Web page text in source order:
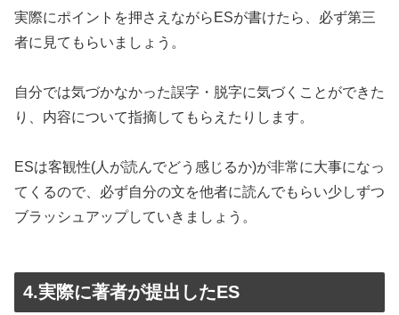
実際にポイントを押さえながらESが書けたら、必ず第三
者に見てもらいましょう。
自分では気づかなかった誤字・脱字に気づくことができた
り、内容について指摘してもらえたりします。
ESは客観性(人が読んでどう感じるか)が非常に大事になっ
てくるので、必ず自分の文を他者に読んでもらい少しずつ
ブラッシュアップしていきましょう。
4.実際に著者が提出したES